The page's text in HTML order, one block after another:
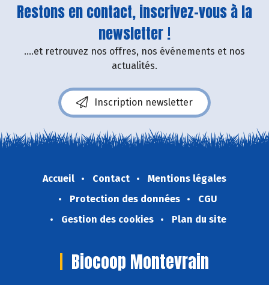
Restons en contact, inscrivez-vous à la
newsletter !
....et retrouvez nos offres, nos événements et nos
actualités.
Inscription newsletter
Accueil Contact
Mentions légales
Protection des données
CGU
Gestion des cookies
Plan du site
Biocoop Montevrain